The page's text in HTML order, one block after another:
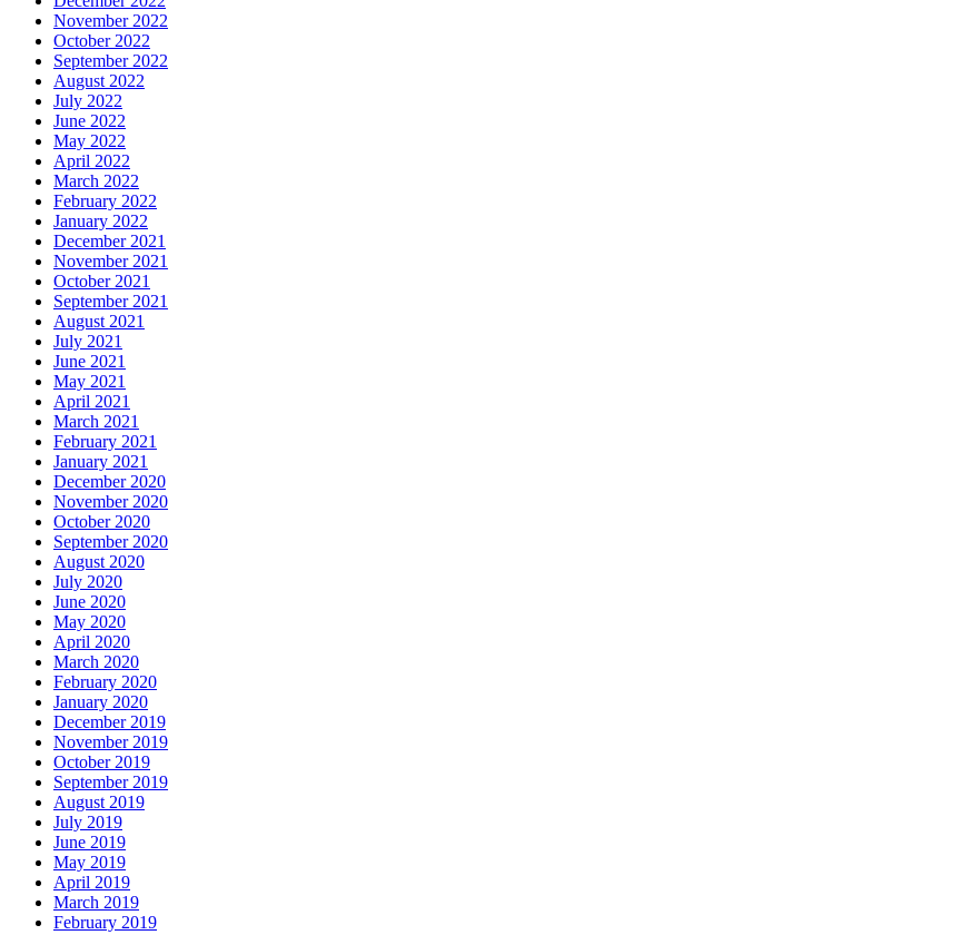
November 2022
October 2022
September 2022
August 2022
July 2022
June 2022
May 2022
April 2022
March 2022
February 2022
January 2022
December 2021
November 2021
October 2021
September 2021
August 2021
July 2021
June 2021
May 2021
April 2021
March 2021
February 2021
January 2021
December 2020
November 2020
October 2020
September 2020
August 2020
July 2020
June 2020
May 2020
April 2020
March 2020
February 2020
January 2020
December 2019
November 2019
October 2019
September 2019
August 2019
July 2019
June 2019
May 2019
April 2019
March 2019
February 2019